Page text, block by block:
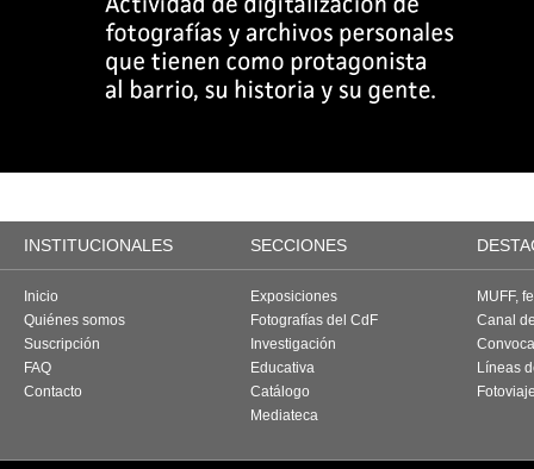
INSTITUCIONALES SECCIONES
Inicio
Quiénes somos
Suscripción
FAQ
Contacto
Exposiciones
Fotografías del CdF
Investigación
Educativa
Catálogo
Mediateca
MUFF,
Canal
Líneas